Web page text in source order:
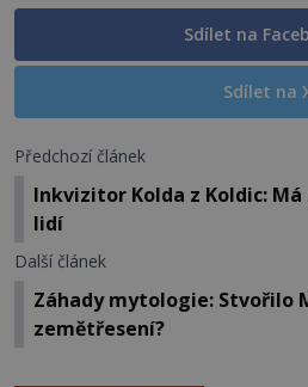
Sdílet na
Sdílet na
Předchozí článek
Inkvizitor Kolda z Koldic:
lidí
Další článek
Záhady mytologie: Stvořilo
zemětřesení?